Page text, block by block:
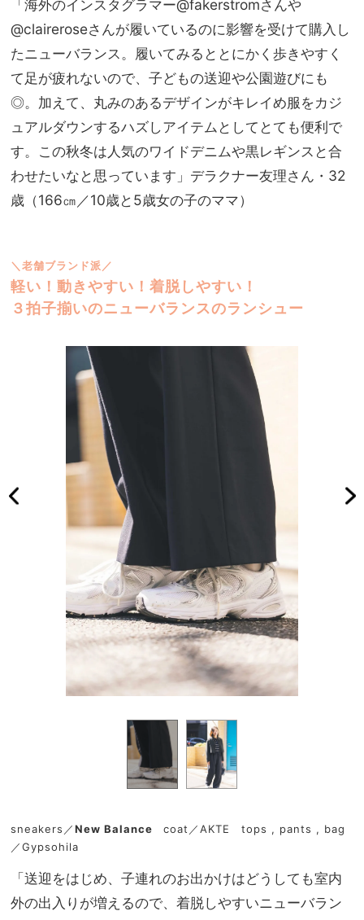
「海外のインスタグラマー@fakerstromさんや
@claireroseさんが履いているのに影響を受けて購入し
たニューバランス。履いてみるととにかく歩きやすく
て足が疲れないので、子どもの送迎や公園遊びにも
◎。加えて、丸みのあるデザインがキレイめ服をカジ
ュアルダウンするハズしアイテムとしてとても便利で
す。この秋冬は人気のワイドデニムや黒レギンスと合
わせたいなと思っています」デラクナー友理さん・32
歳（166㎝／10歳と5歳女の子のママ）
＼老舗ブランド派／
軽い！動きやすい！着脱しやすい！
３拍子揃いのニューバランスのランシュー
sneakers／New Balance coat／AKTE tops , pants , bag
／Gypsohila
「送迎をはじめ、子連れのお出かけはどうしても室内
外の出入りが増えるので、着脱しやすいニューバラン